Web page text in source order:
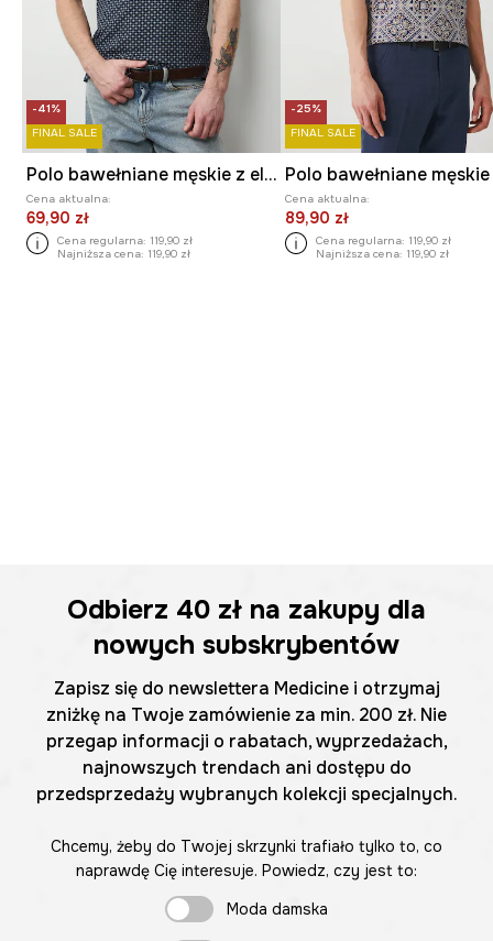
-41%
FINAL SALE
Polo bawełniane męskie z elastanem z drobnym wzorem
Cena aktualna:
69,90 zł
Cena regularna: 119,90 zł
Najniższa cena: 119,90 zł
-25%
FINAL SALE
Cena aktualna:
89,90 zł
Cena regularna: 119,90 zł
Najniższa cena: 119,90 zł
Odbierz 40 zł na zakupy dla
nowych subskrybentów
Zapisz się do newslettera Medicine i otrzymaj
zniżkę na Twoje zamówienie za min. 200 zł. Nie
przegap informacji o rabatach, wyprzedażach,
najnowszych trendach ani dostępu do
przedsprzedaży wybranych kolekcji specjalnych.
Chcemy, żeby do Twojej skrzynki trafiało tylko to, co
naprawdę Cię interesuje. Powiedz, czy jest to:
Moda damska